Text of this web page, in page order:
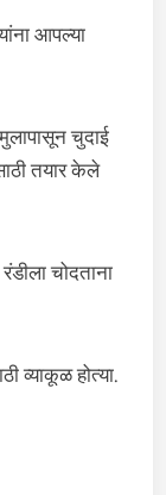
आपल्या
चुदाई
तयार केले
चोदताना
व्याकूळ होत्या.